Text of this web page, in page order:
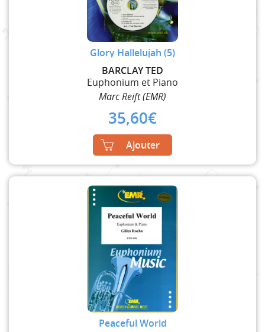
Glory Hallelujah (5)
BARCLAY TED
Euphonium et Piano
Marc Reift (EMR)
35,60€
Ajouter
Peaceful World